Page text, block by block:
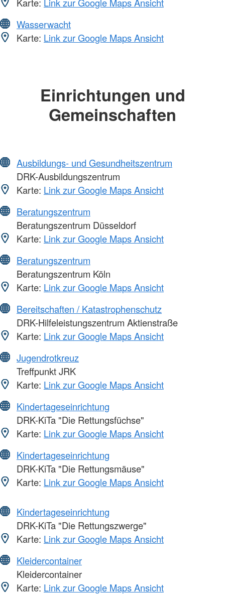
Wasserwacht
Karte: Link zur Google Maps Ansicht
Einrichtungen und
Gemeinschaften
Ausbildungs- und Gesundheitszentrum
DRK-Ausbildungszentrum
Karte: Link zur Google Maps Ansicht
Beratungszentrum
Beratungszentrum Düsseldorf
Karte: Link zur Google Maps Ansicht
Beratungszentrum
Beratungszentrum Köln
Karte: Link zur Google Maps Ansicht
Bereitschaften / Katastrophenschutz
DRK-Hilfeleistungszentrum Aktienstraße
Karte: Link zur Google Maps Ansicht
Jugendrotkreuz
Treffpunkt JRK
Karte: Link zur Google Maps Ansicht
Kindertageseinrichtung
DRK-KiTa "Die Rettungsfüchse"
Karte: Link zur Google Maps Ansicht
Kindertageseinrichtung
DRK-KiTa "Die Rettungsmäuse"
Karte: Link zur Google Maps Ansicht
Kindertageseinrichtung
DRK-KiTa "Die Rettungszwerge"
Karte: Link zur Google Maps Ansicht
Kleidercontainer
Kleidercontainer
Karte: Link zur Google Maps Ansicht